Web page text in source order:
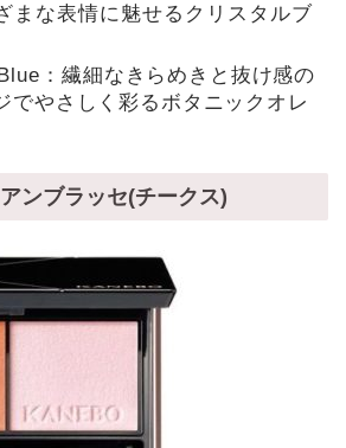
まな表情に魅せるクリスタルブ
： 繊細なきらめきと抜け感の
でやさしく彩るボタニックオレ
ンブラッセ(チークス)